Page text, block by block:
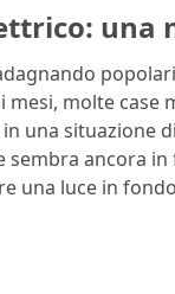
molte
una situazione
ancora
una luce in